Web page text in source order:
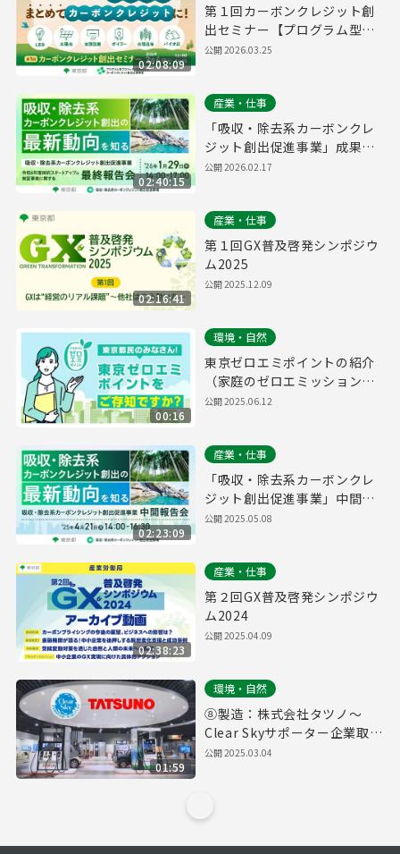
02:08:09
第１回カーボンクレジット創
出セミナー【プログラム型プ
ロジェクトを活用したカーボ
公開2026.03.25
02:40:15
産業・仕事
「吸収・除去系カーボンクレ
ジット創出促進事業」成果報
告会
公開2026.02.17
02:16:41
産業・仕事
第１回GX普及啓発シンポジウ
ム2025
公開2025.12.09
00:16
環境・自然
東京ゼロエミポイントの紹介
（家庭のゼロエミッション行
動推進事業）
公開2025.06.12
02:23:09
産業・仕事
「吸収・除去系カーボンクレ
ジット創出促進事業」中間報
告会
公開2025.05.08
02:38:23
産業・仕事
第２回GX普及啓発シンポジウ
ム2024
公開2025.04.09
01:59
環境・自然
⑧製造：株式会社タツノ～
Clear Skyサポーター企業取組
紹介～
公開2025.03.04